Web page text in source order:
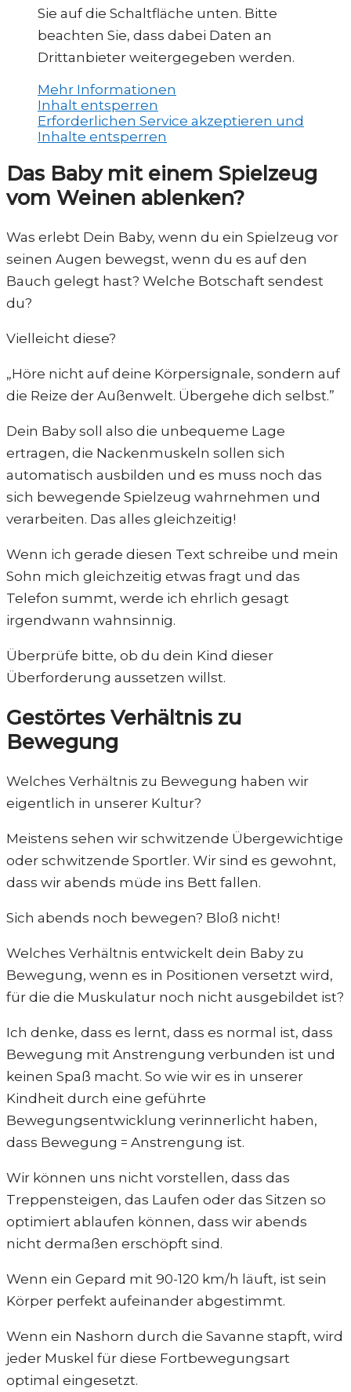
Sie auf die Schaltfläche unten. Bitte
beachten Sie, dass dabei Daten an
Drittanbieter weitergegeben werden.
Mehr Informationen
Inhalt entsperren
Erforderlichen Service akzeptieren und
Inhalte entsperren
Das Baby mit einem Spielzeug
vom Weinen ablenken?
Was erlebt Dein Baby, wenn du ein Spielzeug vor
seinen Augen bewegst, wenn du es auf den
Bauch gelegt hast? Welche Botschaft sendest
du?
Vielleicht diese?
„Höre nicht auf deine Körpersignale, sondern auf
die Reize der Außenwelt. Übergehe dich selbst.”
Dein Baby soll also die unbequeme Lage
ertragen, die Nackenmuskeln sollen sich
automatisch ausbilden und es muss noch das
sich bewegende Spielzeug wahrnehmen und
verarbeiten. Das alles gleichzeitig!
Wenn ich gerade diesen Text schreibe und mein
Sohn mich gleichzeitig etwas fragt und das
Telefon summt, werde ich ehrlich gesagt
irgendwann wahnsinnig.
Überprüfe bitte, ob du dein Kind dieser
Überforderung aussetzen willst.
Gestörtes Verhältnis zu
Bewegung
Welches Verhältnis zu Bewegung haben wir
eigentlich in unserer Kultur?
Meistens sehen wir schwitzende Übergewichtige
oder schwitzende Sportler. Wir sind es gewohnt,
dass wir abends müde ins Bett fallen.
Sich abends noch bewegen? Bloß nicht!
Welches Verhältnis entwickelt dein Baby zu
Bewegung, wenn es in Positionen versetzt wird,
für die die Muskulatur noch nicht ausgebildet ist?
Ich denke, dass es lernt, dass es normal ist, dass
Bewegung mit Anstrengung verbunden ist und
keinen Spaß macht. So wie wir es in unserer
Kindheit durch eine geführte
Bewegungsentwicklung verinnerlicht haben,
dass Bewegung = Anstrengung ist.
Wir können uns nicht vorstellen, dass das
Treppensteigen, das Laufen oder das Sitzen so
optimiert ablaufen können, dass wir abends
nicht dermaßen erschöpft sind.
Wenn ein Gepard mit 90-120 km/h läuft, ist sein
Körper perfekt aufeinander abgestimmt.
Wenn ein Nashorn durch die Savanne stapft, wird
jeder Muskel für diese Fortbewegungsart
optimal eingesetzt.